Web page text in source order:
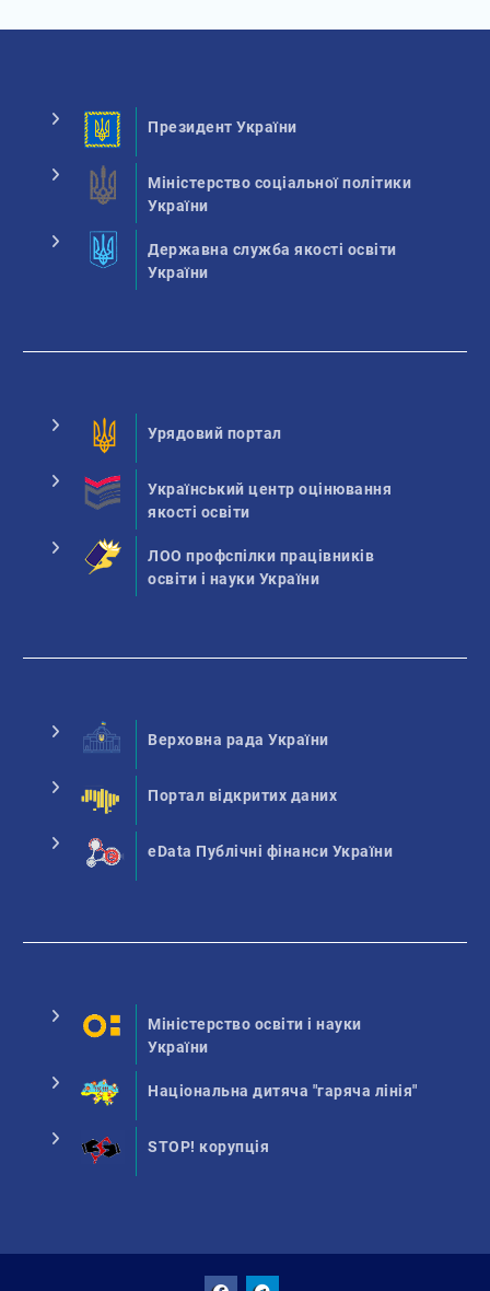
Президент України
Міністерство соціальної політики
України
Державна служба якості освіти
України
Урядовий портал
Український центр оцінювання
якості освіти
ЛОО профспілки працівників
освіти і науки України
Верховна рада України
Портал відкритих даних
eData Публічні фінанси України
Міністерство освіти і науки
України
Національна дитяча "гаряча лінія"
STOP! корупція